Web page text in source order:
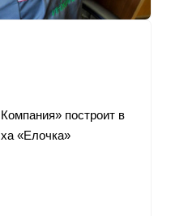
построит в
«Елочка»